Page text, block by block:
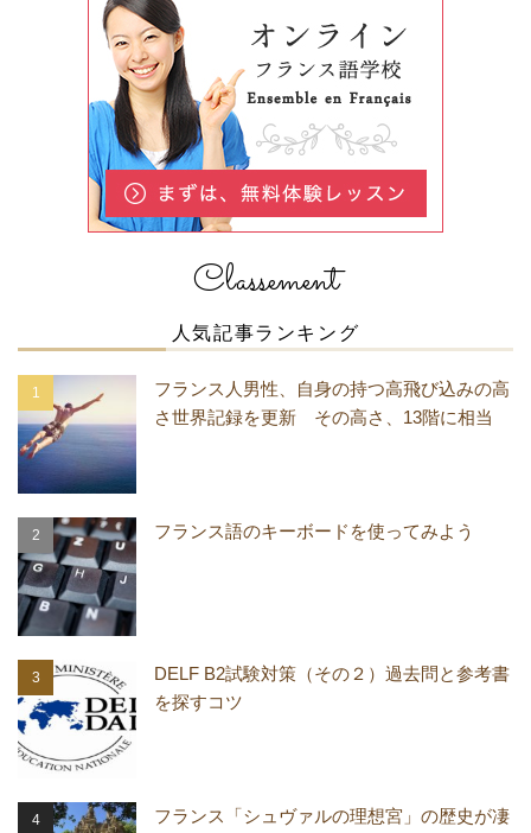
Classement
人気記事ランキング
フランス人男性、自身の持つ高飛び込みの高
さ世界記録を更新 その高さ、13階に相当
フランス語のキーボードを使ってみよう
DELF B2試験対策（その２）過去問と参考書
を探すコツ
フランス「シュヴァルの理想宮」の歴史が凄